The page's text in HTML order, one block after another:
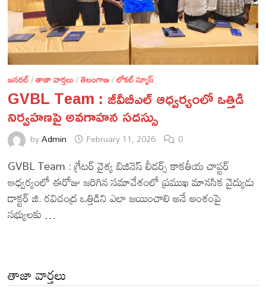
జనరల్/తాజా వార్తలు/తెలంగాణ/లోకల్ న్యూస్
GVBL Team : జీవీబీఎల్ ఆధ్వర్యంలో ఒత్తిడి
నిర్వహణపై అవగాహన సదస్సు
byAdmin February 11, 2026 0
GVBL Team : గ్రేటర్ వైశ్య బిజినెస్ లీడర్స్ కాకతీయ చాప్టర్
ఆధ్వర్యంలో ఈరోజు జరిగిన సమావేశంలో ప్రముఖ మానసిక వైద్యుడు
డాక్టర్ జి. రవిచంద్ర ఒత్తిడిని ఎలా జయించాలి అనే అంశంపై
సభ్యులకు …
తాజా వార్తలు